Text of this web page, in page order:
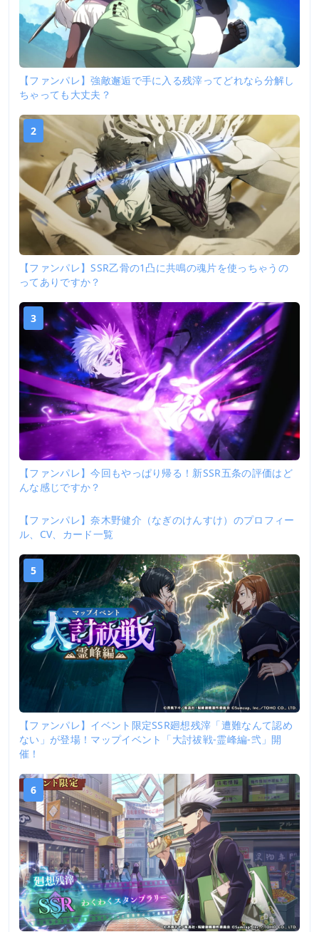
【ファンパレ】強敵邂逅で手に入る残滓ってどれなら分解し
ちゃっても大丈夫？
2
【ファンパレ】SSR乙骨の1凸に共鳴の魂片を使っちゃうの
ってありですか？
3
【ファンパレ】今回もやっぱり帰る！新SSR五条の評価はど
んな感じですか？
4
【ファンパレ】奈木野健介（なぎのけんすけ）のプロフィー
ル、CV、カード一覧
5
【ファンパレ】イベント限定SSR廻想残滓「遭難なんて認め
ない」が登場！マップイベント「大討祓戦-霊峰編-弐」開
催！
6